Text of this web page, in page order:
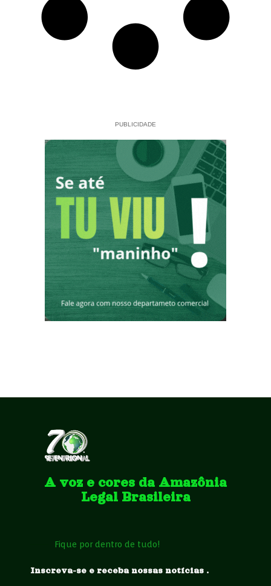
PUBLICIDADE
A voz e cores da Amazônia
Legal Brasileira
Fique por dentro de tudo!
Inscreva-se e receba nossas notícias .